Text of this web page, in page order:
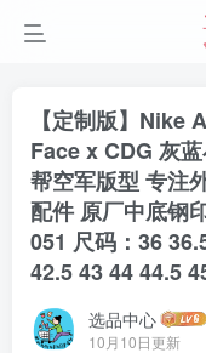
【定制版】
Face x CDG 灰
帮空军版型 专注
配件 原厂中底钢
051 尺码：36
42.5 43 44 44.5
选品中心
10月10日更新